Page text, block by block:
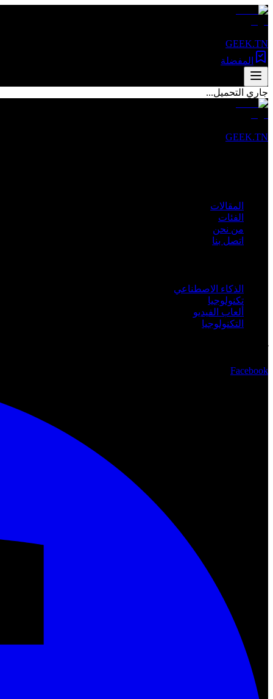
GEEK.TN
المفضلة
جاري التحميل...
GEEK.TN
المقالات
الفئات
من نحن
اتصل بنا
الذكاء الاصطناعي
تكنولوجيا
ألعاب الفيديو
التكنولوجيا
Facebook